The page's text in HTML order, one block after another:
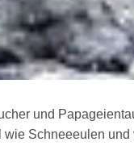
und
Schneeeulen